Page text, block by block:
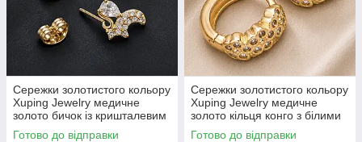
Сережки золотистого кольору
Xuping Jewelry медичне
золото бичок із кришталевим
камінням 24K
Готово до відправки
Сережки золотистого кольору
Xuping Jewelry медичне
золото кільця конго з білими
кристалами 24K
Готово до відправки